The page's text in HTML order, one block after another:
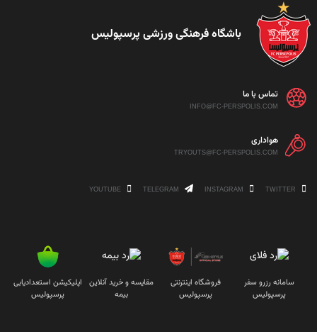
باشگاه فرهنگی ورزشی پرسپولیس
تماس با ما
INFO@FC-PERSPOLIS.COM
هواداری
TRYOUTS@FC-PERSPOLIS.COM
سامانه رزرو سفر
پرسپولیس
فروشگاه اینترنتی
پرسپولیس
مقایسه و خرید آنلاین
بیمه
اپلیکیشن استعدادیابی
پرسپولیس